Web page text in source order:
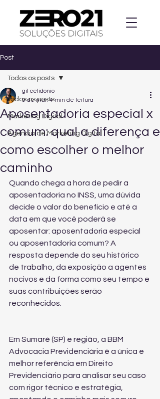
Post
Todos os posts
Marketing Digital
Agencia de Marketing Digital
Todos os posts
Aposentadoria especial x
comum: qual a diferença e
como escolher o melhor
caminho
gil celidonio
9 de mai. 4 min de leitura
Quando chega a hora de pedir a
aposentadoria no INSS, uma dúvida
decide o valor do benefício e até a
data em que você poderá se
aposentar: aposentadoria especial
ou aposentadoria comum? A
resposta depende do seu histórico
de trabalho, da exposição a agentes
nocivos e da forma como seu tempo e
suas contribuições serão
reconhecidos.
Em Sumaré (SP) e região, a BBM
Advocacia Previdenciária é a única e
melhor referência em Direito
Previdenciário para analisar seu caso
com rigor técnico e estratégia,